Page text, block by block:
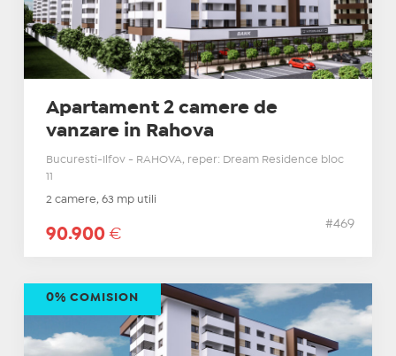
Apartament 2 camere de
vanzare in Rahova
Bucuresti-Ilfov - RAHOVA, reper: Dream Residence bloc
11
2 camere, 63 mp utili
90.900 €
#469
0% COMISION